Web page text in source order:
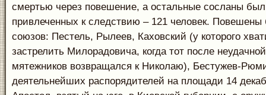
смертью через повешение, а остальные сосланы
привлеченных к следствию – 121 человек.
союзов: Пестель, Рылеев, Каховский (у которого
застрелить Милорадовича, когда тот после
мятежников возвращался к Николаю), Бестужев-
деятельнейших распорядителей на площади 14